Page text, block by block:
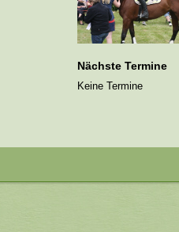
Nächste Termine
Keine Termine